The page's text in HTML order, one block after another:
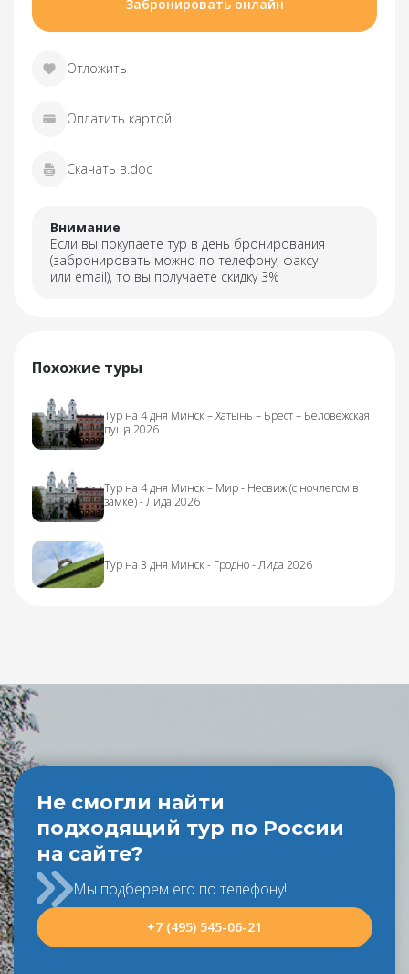
Забронировать онлайн
Отложить
Оплатить картой
Скачать в.doc
Внимание
Если вы покупаете тур в день бронирования
(забронировать можно по телефону, факсу
или email), то вы получаете скидку 3%
Похожие туры
Тур на 4 дня Минск – Хатынь – Брест – Беловежская
пуща 2026
Тур на 4 дня Минск – Мир - Несвиж (с ночлегом в
замке) - Лида 2026
Тур на 3 дня Минск - Гродно - Лида 2026
Не смогли найти
подходящий тур по России
на сайте?
Мы подберем его по телефону!
+7 (495) 545-06-21